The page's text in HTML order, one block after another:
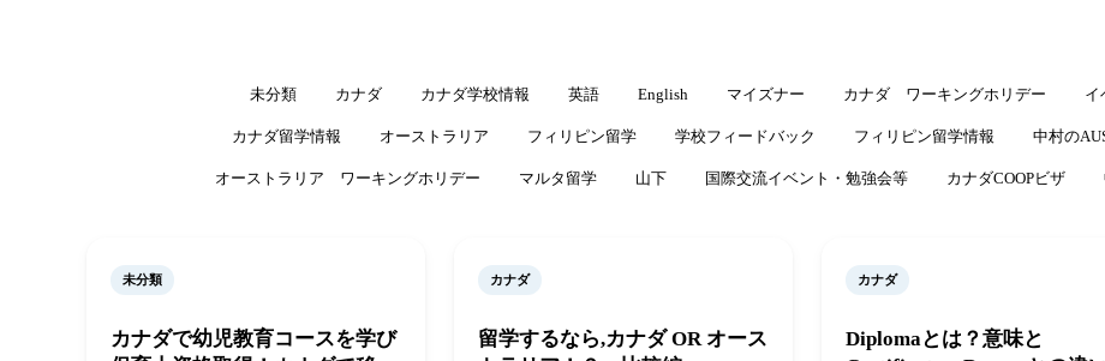
未分類 カナダ カナダ学校情報 英語 English マイズナー カナダ ワーキングホリデー イ
カナダ留学情報 オーストラリア フィリピン留学 学校フィードバック フィリピン留学情報 中村の
オーストラリア ワーキングホリデー マルタ留学 山下 国際交流イベント・勉強会等 カナダCOOPビザ
未分類
カナダで幼児教育コースを学び
カナダ
留学するなら,カナダ OR オース
カナダ
Diplomaとは？意味と